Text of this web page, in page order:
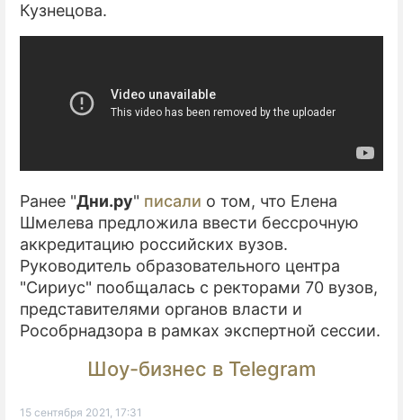
Кузнецова.
Ранее "Дни.ру" писали о том, что Елена
Шмелева предложила ввести бессрочную
аккредитацию российских вузов.
Руководитель образовательного центра
"Сириус" пообщалась с ректорами 70 вузов,
представителями органов власти и
Рособрнадзора в рамках экспертной сессии.
Шоу-бизнес в Telegram
15 сентября 2021, 17:31